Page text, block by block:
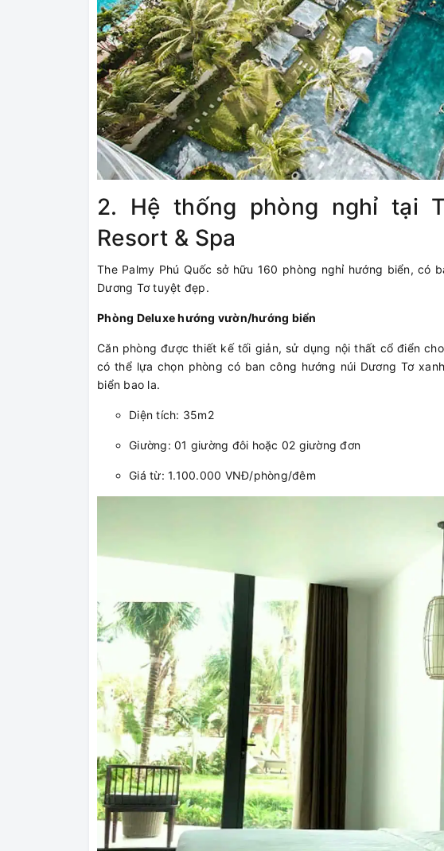
2. Hệ thống phòng nghỉ tại
Resort & Spa
The Palmy Phú Quốc sở hữu 160 phòng nghỉ hướng biển, có
Dương Tơ tuyệt đẹp.
Phòng Deluxe hướng vườn/hướng biển
Căn phòng được thiết kế tối giản, sử dụng nội thất cổ điển
có thể lựa chọn phòng có ban công hướng núi Dương Tơ
biển bao la.
Diện tích: 35m2
Giường: 01 giường đôi hoặc 02 giường đơn
Giá từ: 1.100.000 VNĐ/phòng/đêm